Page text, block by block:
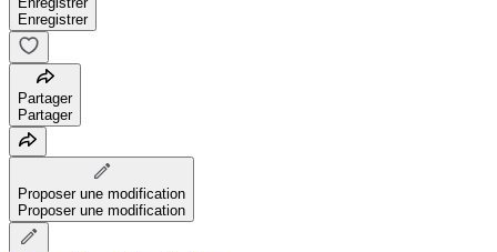
Enregistrer
Partager
Partager
Proposer une modification
Proposer une modification